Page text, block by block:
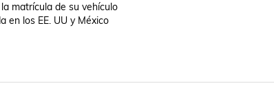
matrícula de su vehículo
en los EE. UU y México